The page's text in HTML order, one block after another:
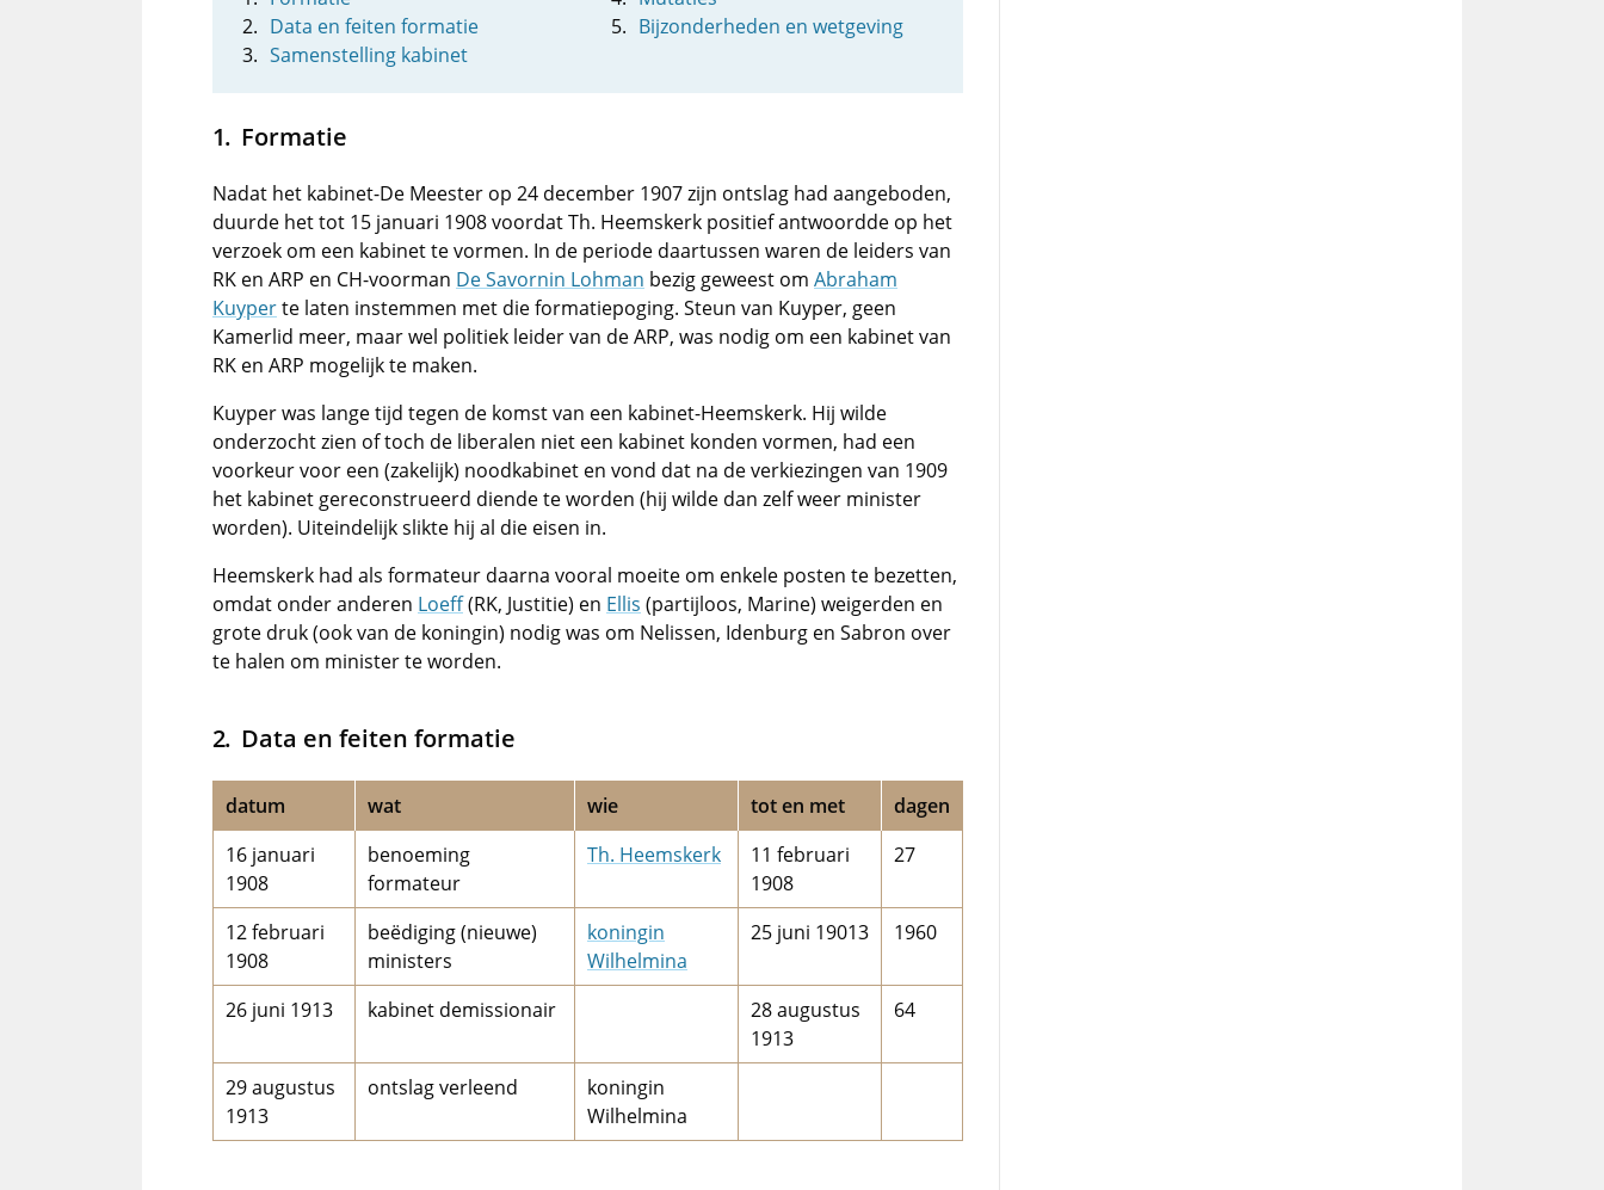
Data en feiten formatie
Samenstelling kabinet
Bijzonderheden en wetgeving
Formatie
Nadat het kabinet-De Meester op 24 december 1907 zijn ontslag had aangeboden,
duurde het tot 15 januari 1908 voordat Th. Heemskerk positief antwoordde op het
verzoek om een kabinet te vormen. In de periode daartussen waren de leiders van
RK en ARP en CH-voorman De Savornin Lohman bezig geweest om Abraham
Kuyperte laten instemmen met die formatiepoging. Steun van Kuyper, geen
Kamerlid meer, maar wel politiek leider van de ARP, was nodig om een kabinet van
RK en ARP mogelijk te maken.
Kuyper was lange tijd tegen de komst van een kabinet-Heemskerk. Hij wilde
onderzocht zien of toch de liberalen niet een kabinet konden vormen, had een
voorkeur voor een (zakelijk) noodkabinet en vond dat na de verkiezingen van 1909
het kabinet gereconstrueerd diende te worden (hij wilde dan zelf weer minister
worden). Uiteindelijk slikte hij al die eisen in.
Heemskerk had als formateur daarna vooral moeite om enkele posten te bezetten,
omdat onder anderen Loeff(RK, Justitie) en Ellis (partijloos, Marine) weigerden en
grote druk (ook van de koningin) nodig was om Nelissen, Idenburg en Sabron over
te halen om minister te worden.
Data en feiten formatie
datum wat wie tot en met
dagen
16 januari
1908
benoeming
formateur
Th. Heemskerk
11 februari
1908
27
12 februari
1908
beëdiging (nieuwe)
ministers
koningin
Wilhelmina
25 juni 19013 1960
26 juni 1913 kabinet demissionair
28 augustus
1913
64
29 augustus
1913
ontslag verleend
koningin
Wilhelmina